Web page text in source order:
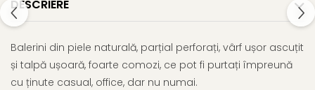
DESCRIERE
Balerini din piele naturală, parțial perforați, vârf ușor ascuțit
și talpă ușoară, foarte comozi, ce pot fi purtați împreună
cu ținute casual, office, dar nu numai.